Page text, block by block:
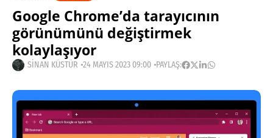
Google Chrome’da tarayıcının
görünümünü değiştirmek
kolaylaşıyor
SINAN KÜSTÜR 24 MAYIS 2023 09:00 PAYLAŞ: